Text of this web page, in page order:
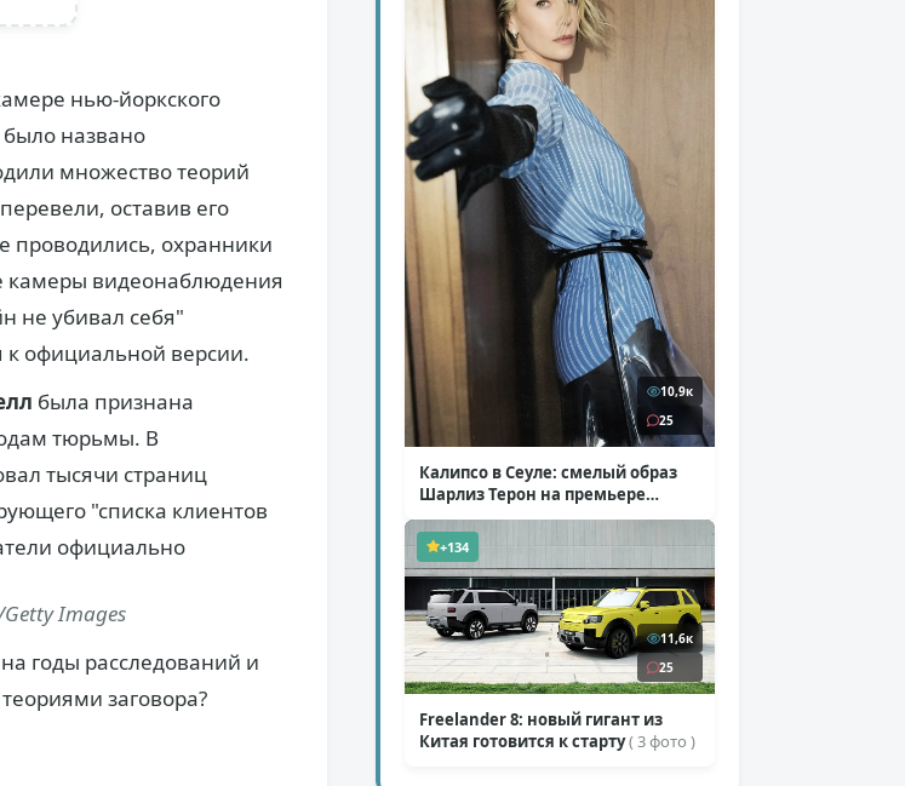
нью-йоркского
названо
множество теорий
оставив его
проводились, охранники
камеры видеонаблюдения
не убивал себя"
к официальной версии.
была признана
тюрьмы. В
тысячи страниц
"списка клиентов
официально
Images
годы расследований и
заговора?
10,9к
25
Калипсо в Сеуле: смелый образ
Шарлиз Терон на премьере
«Одиссеи»( 6 фото )
+134
11,6к
25
Freelander 8: новый гигант из
Китая готовится к старту( 3 фото )